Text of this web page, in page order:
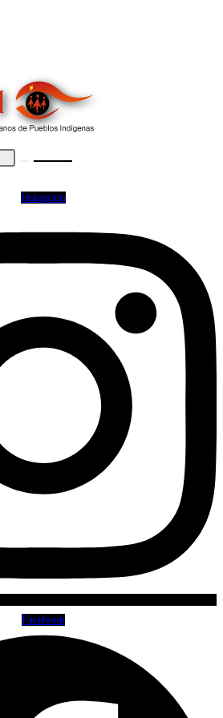
Instagram
Facebook